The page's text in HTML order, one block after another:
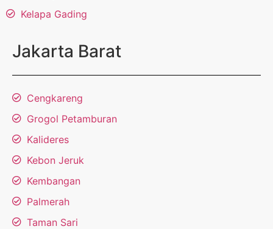
Kelapa Gading
Jakarta Barat
Cengkareng
Grogol Petamburan
Kalideres
Kebon Jeruk
Kembangan
Palmerah
Taman Sari